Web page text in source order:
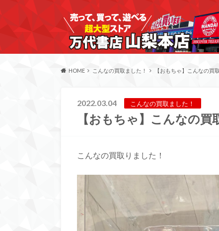
HOME こんなの買取ました！ 【おもちゃ】こんなの買
2022.03.04 こんなの買取ました！
【おもちゃ】こんなの
こんなの買取りました！